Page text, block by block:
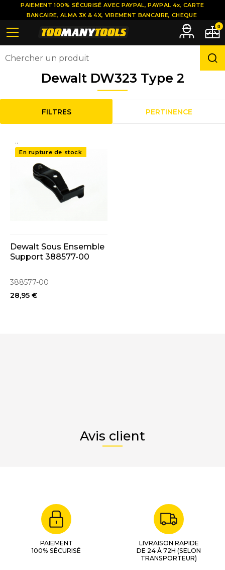
Dewalt DW323 Type 2
FILTRES PERTINENCE
..
En rupture de stock
Dewalt Sous Ensemble
Support 388577-00
388577-00
28,95 €
Avis client
PAIEMENT
100% SÉCURISÉ
LIVRAISON RAPIDE
DE 24 À 72H (SELON
TRANSPORTEUR)
PAIEMENT 100% SÉCURISÉ AVEC PAYPAL, PAYPAL 4x, CARTE
BANCAIRE, ALMA 3X & 4X, VIREMENT BANCAIRE, CHEQUE
0